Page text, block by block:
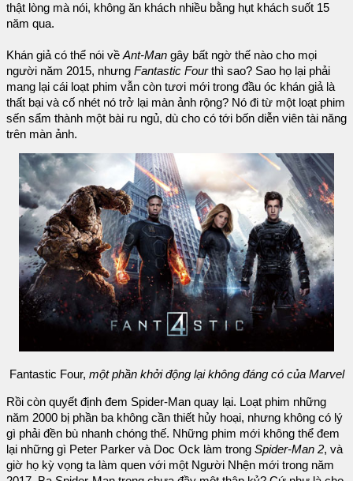
thật lòng mà nói, không ăn khách nhiều bằng hụt khách suốt 15
năm qua.
Khán giả có thể nói về Ant-Man gây bất ngờ thế nào cho mọi
người năm 2015, nhưng Fantastic Fourthì sao? Sao họ lại phải
mang lại cái loạt phim vẫn còn tươi mới trong đầu óc khán giả là
thất bại và cố nhét nó trở lại màn ảnh rộng? Nó đi từ một loạt phim
sến sẩm thành một bài ru ngủ, dù cho có tới bốn diễn viên tài năng
trên màn ảnh.
Fantastic Four, một phần khởi động lại không đáng có của Marvel
Rồi còn quyết định đem Spider-Man quay lại. Loạt phim những
năm 2000 bị phần ba không cần thiết hủy hoại, nhưng không có lý
gì phải đền bù nhanh chóng thế. Những phim mới không thể đem
lại những gì Peter Parker và Doc Ock làm trong Spider-Man 2, và
giờ họ kỳ vọng ta làm quen với một Người Nhện mới trong năm